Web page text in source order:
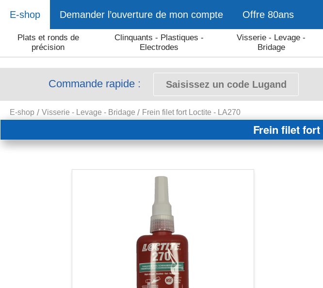
E-shop Demander l’ouverture de mon compte Offre 80ans
Plats et ronds de
précision
Clinquants - Plastiques -
Electrodes
Visserie - Levage -
Bridage
Commande rapide :
E-shop Visserie - Levage - Bridage Frein filet fort Loctite - LA270
Frein filet